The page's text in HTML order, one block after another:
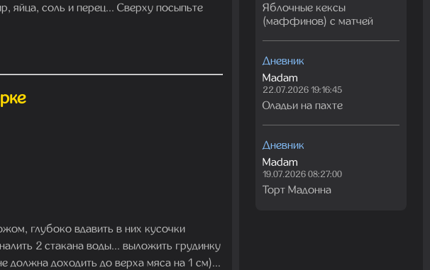
Яблочные кексы
(маффинов) с матчей
Дневник
Madam
22.07.2026 19:16:45
Оладьи на пахте
Дневник
Madam
19.07.2026 08:27:00
Торт Мадонна
яйца, соль и перец... Сверху посыпьте
глубоко вдавить в них кусочки
2 стакана воды... выложить грудинку
доходить до верха мяса на 1 см)...